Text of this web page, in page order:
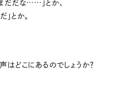
だだな……」とか、
」とか。
はどこにあるのでしょうか？